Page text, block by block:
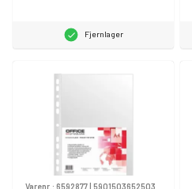
Fjernlager
Varenr.: 6592877 5901503652503